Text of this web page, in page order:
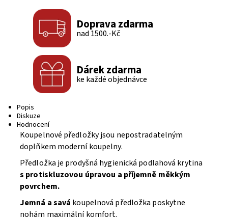
Doprava zdarma
nad 1500.-Kč
Dárek zdarma
ke každé objednávce
Popis
Diskuze
Hodnocení
Koupelnové předložky jsou nepostradatelným
doplňkem moderní koupelny.
Předložka je prodyšná hygienická podlahová krytina
s protiskluzovou úpravou a příjemně měkkým
povrchem.
Jemná a savá koupelnová předložka poskytne
nohám maximální komfort.